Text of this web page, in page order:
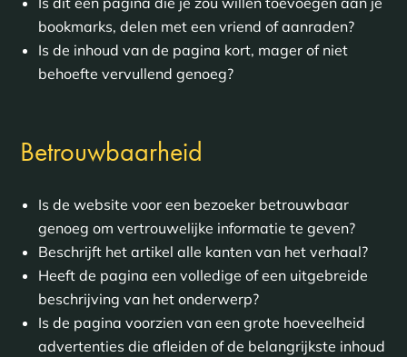
bookmarks, delen met een vriend of aanraden?
Is de inhoud van de pagina kort, mager of niet
behoefte vervullend genoeg?
Betrouwbaarheid
Is de website voor een bezoeker betrouwbaar
genoeg om vertrouwelijke informatie te geven?
Beschrijft het artikel alle kanten van het verhaal?
Heeft de pagina een volledige of een uitgebreide
beschrijving van het onderwerp?
Is de pagina voorzien van een grote hoeveelheid
advertenties die afleiden of de belangrijkste inhoud